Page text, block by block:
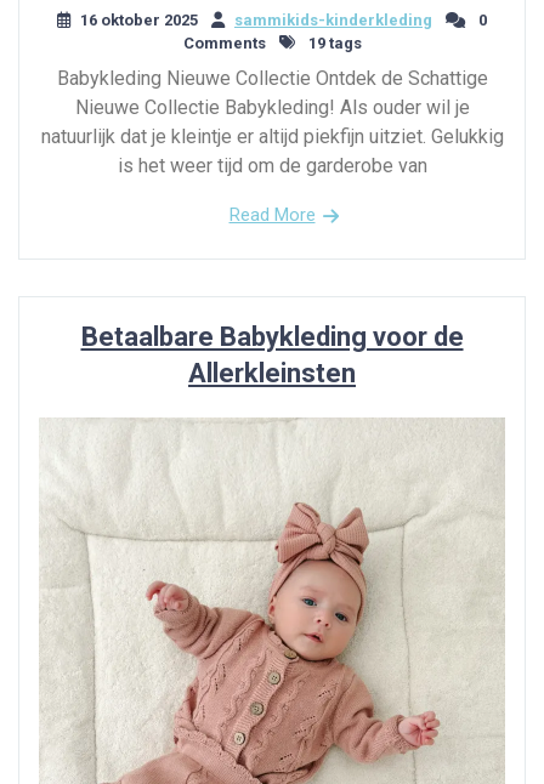
16 oktober 2025 sammikids-kinderkleding
0
Comments
19 tags
Babykleding Nieuwe Collectie Ontdek de Schattige
Nieuwe Collectie Babykleding! Als ouder wil je
natuurlijk dat je kleintje er altijd piekfijn uitziet. Gelukkig
is het weer tijd om de garderobe van
Read More
Betaalbare Babykleding voor de
Allerkleinsten